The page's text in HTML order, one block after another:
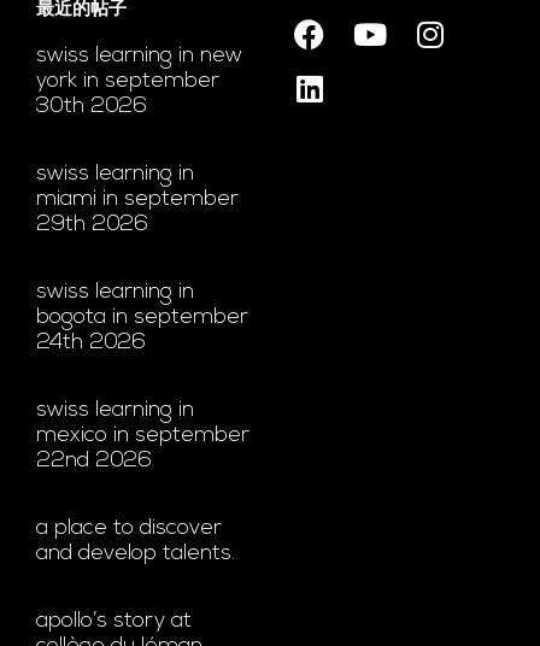
最近的帖子
swiss learning in new
york in september
30th 2026
swiss learning in
miami in september
29th 2026
swiss learning in
bogota in september
24th 2026
swiss learning in
mexico in september
22nd 2026
a place to discover
and develop talents.
apollo’s story at